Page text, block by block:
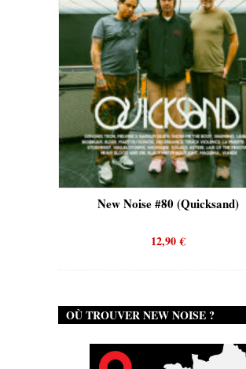
New Noise #80 (Quicksand)
12,90€
OÙ TROUVER NEW NOISE ?